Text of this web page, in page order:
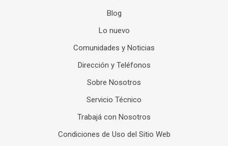
Blog
Lo nuevo
Comunidades y Noticias
Dirección y Teléfonos
Sobre Nosotros
Servicio Técnico
Trabajá con Nosotros
Condiciones de Uso del Sitio Web